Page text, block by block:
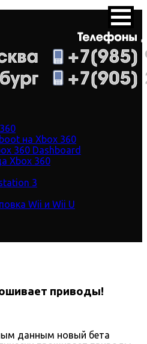
на Xbox 360
360 Dashboard
Xbox 360
3
Wii и Wii U
приводы!
данным новый бета